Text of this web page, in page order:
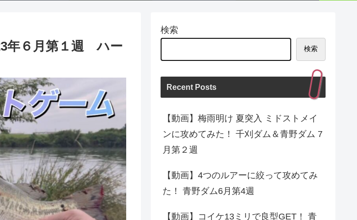
年６月第１週 ハー
検索
検索
Recent Posts
【動画】梅雨明け 夏突入 ミドストメイ
ンに攻めてみた！ 千刈ダム＆青野ダム 7
月第２週
【動画】4つのルアーに絞って攻めてみ
た！ 青野ダム6月第4週
【動画】コイケ13ミリで良型GET！ 青